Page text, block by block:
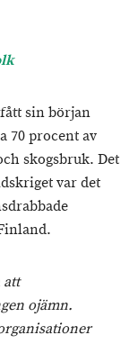
sin början
70 procent av
skogsbruk. Det
var det
ojämn.